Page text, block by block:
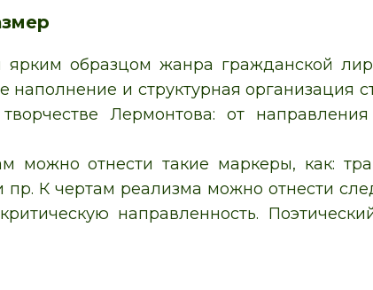
ярким образцом жанра гражданской
и структурная организация
Лермонтова: от
можно отнести такие маркеры, как:
К чертам реализма можно отнести
направленность.